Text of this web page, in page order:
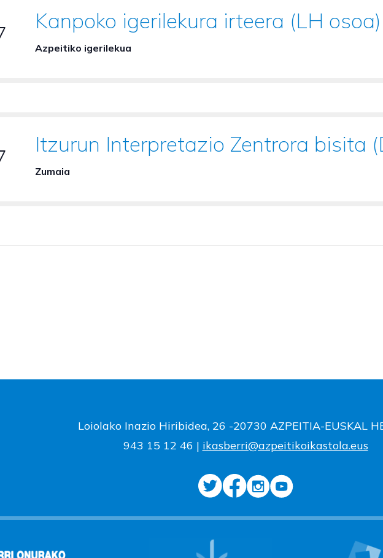
Kanpoko igerilekura irteera (LH osoa)
Azpeitiko igerilekua
Itzurun Interpretazio Zentrora bisita
Zumaia
Loiolako Inazio Hiribidea, 26 -20730 AZPEITIA-EUSKAL
943 15 12 46 | ikasberri@azpeitikoikastola.eus